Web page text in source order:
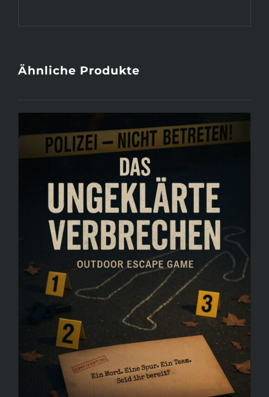
Ähnliche Produkte